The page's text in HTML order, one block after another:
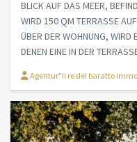
BLICK AUF DAS MEER,
WIRD 150 QM TERRASSE
ÜBER DER WOHNUNG, WIRD
DENEN EINE IN DER
Agentur"Il re del baratto